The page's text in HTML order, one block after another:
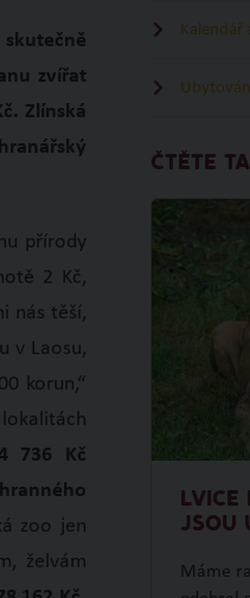
zvířat
Zlínská
přírody
2 Kč,
nás těší,
v Laosu,
korun,“
736 Kč
zoo jen
želvám
Kalendář
ČTĚTE
LVICE
JSOU
Máme